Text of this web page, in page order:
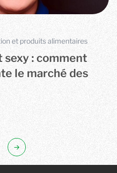
et produits alimentaires
sexy : comment
le marché des